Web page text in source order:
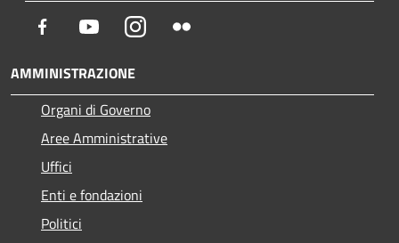
Facebook YoutubeInstagram
AMMINISTRAZIONE
Organi di Governo
Aree Amministrative
Uffici
Enti e fondazioni
Politici